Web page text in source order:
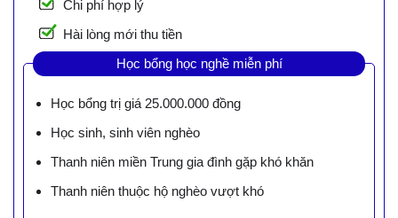
Chi phí hợp lý
Hài lòng mới thu tiền
Học bổng học nghề miễn phí
Học bổng trị giá 25.000.000 đồng
Học sinh, sinh viên nghèo
Thanh niên miền Trung gia đình gặp khó khăn
Thanh niên thuộc hộ nghèo vượt khó